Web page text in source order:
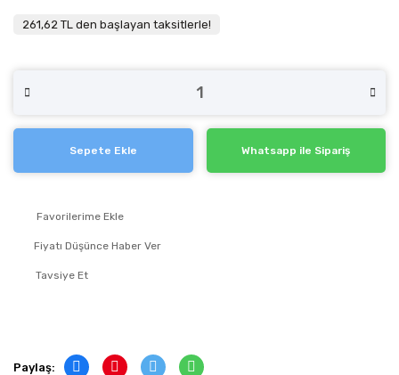
261,62 TL den başlayan taksitlerle!
Sepete Ekle Whatsapp ile Sipariş
Fiyatı Düşünce Haber Ver
Tavsiye Et
Paylaş: